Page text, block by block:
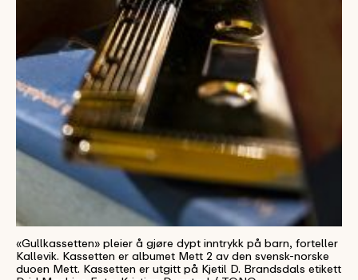
«Gullkassetten» pleier å gjøre dypt inntrykk på barn, forteller
Kallevik. Kassetten er albumet Mett 2 av den svensk-norske
duoen Mett. Kassetten er utgitt på Kjetil D. Brandsdals etikett